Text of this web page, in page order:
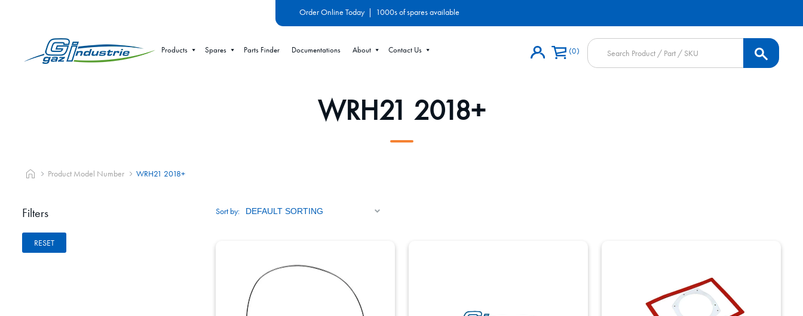
Order Online Today| 1000s of spares available
Products Spares Parts Finder Documentations About Contact Us 0 Products
search
WRH21 2018+
Product Model Number WRH21 2018+
Filters
RESET
Sort by: